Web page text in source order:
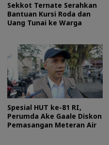
Sekkot Ternate Serahkan
Bantuan Kursi Roda dan
Uang Tunai ke Warga
Spesial HUT ke-81 RI,
Perumda Ake Gaale Diskon
Pemasangan Meteran Air